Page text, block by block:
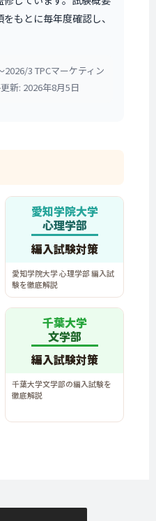
もとに毎年度確認し、
3 TPCマーケティン
新: 2026年8月5日
愛知学院大学
心理学部
編入試験対策
愛知学院大学 心理学部 編入試
験を徹底解説
千葉大学
文学部
編入試験対策
千葉大学文学部の編入試験を
徹底解説